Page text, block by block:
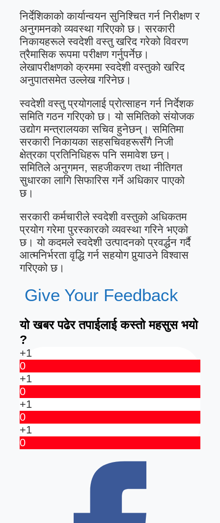
निर्देशिकाको कार्यान्वयन सुनिश्चित गर्न निरीक्षण र
अनुगमनको व्यवस्था गरिएको छ। सरकारी
निकायहरूले स्वदेशी वस्तु खरिद गरेको विवरण
त्रैमासिक रूपमा परीक्षण गर्नुपर्नेछ।
लेखापरीक्षणको क्रममा स्वदेशी वस्तुको खरिद
अनुपातसमेत उल्लेख गरिनेछ।
स्वदेशी वस्तु प्रयोगलाई प्रोत्साहन गर्न निर्देशक
समिति गठन गरिएको छ। यो समितिको संयोजक
उद्योग मन्त्रालयका सचिव हुनेछन्। समितिमा
सरकारी निकायका सहसचिवहरूसँगै निजी
क्षेत्रका प्रतिनिधिहरू पनि समावेश छन्।
समितिले अनुगमन, सहजीकरण तथा नीतिगत
सुधारका लागि सिफारिस गर्ने अधिकार पाएको
छ।
सरकारी कर्मचारीले स्वदेशी वस्तुको अधिकतम
प्रयोग गरेमा पुरस्कारको व्यवस्था गरिने भएको
छ। यो कदमले स्वदेशी उत्पादनको प्रवर्द्धन गर्दै
आत्मनिर्भरता वृद्धि गर्न सहयोग पुर्‍याउने विश्वास
गरिएको छ।
Give Your Feedback
यो खबर पढेर तपाईलाई कस्तो महसुस भयो
?
+1
0
+1
0
+1
0
+1
0